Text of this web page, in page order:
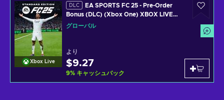
Xbox Live
DLC
EA SPORTS FC 25 - Pre-Order
Bonus (DLC) (Xbox One) XBOX LIVE
Key GLOBAL
グローバル
より
$9.27
9% キャッシュバック